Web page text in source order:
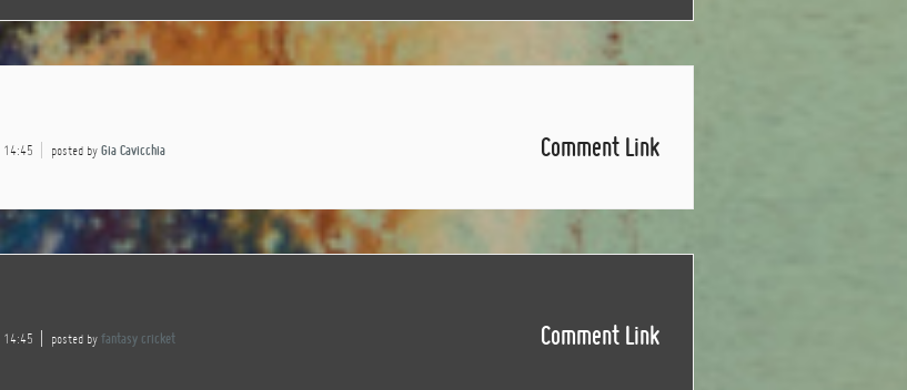
Comment Link
14:45 posted by Gia Cavicchia
Comment Link
14:45 posted by fantasy cricket